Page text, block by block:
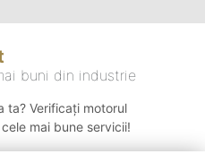
buni din industrie
ta? Verificați motorul
mai bune servicii!